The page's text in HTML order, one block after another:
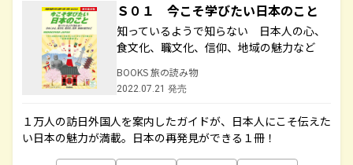
Ｓ０１ 今こそ学びたい日本のこと
知っているようで知らない 日本人の心、
食文化、職文化、信仰、地域の魅力など
BOOKS 旅の読み物
2022.07.21 発売
１万人の訪日外国人を案内したガイドが、日本人にこそ伝えた
い日本の魅力が満載。日本の再発見ができる１冊！